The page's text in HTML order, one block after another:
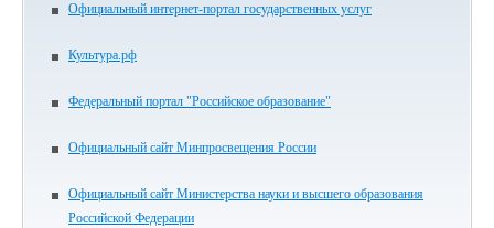
Официальный интернет-портал государственных услуг
Культура.рф
Федеральный портал "Российское образование"
Официальный сайт Минпросвещения России
Официальный сайт Министерства науки и высшего образования
Российской Федерации